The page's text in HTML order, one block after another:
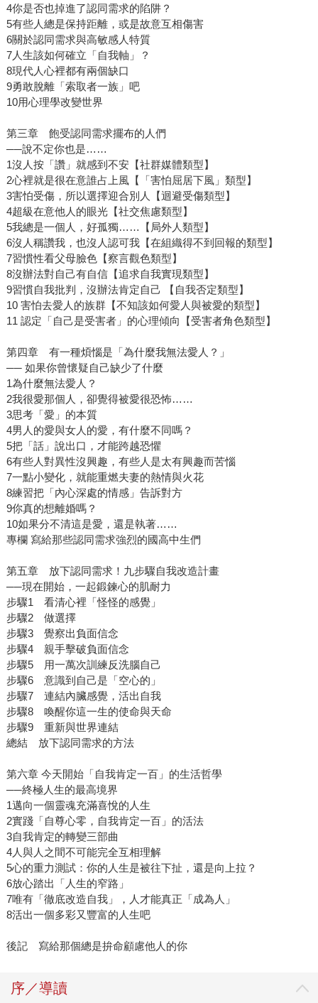
4你是否也掉進了認同需求的陷阱？
5有些人總是保持距離，或是故意互相傷害
6關於認同需求與高敏感人特質
7人生該如何確立「自我軸」？
8現代人心裡都有兩個缺口
9勇敢脫離「索取者一族」吧
10用心理學改變世界
第三章 飽受認同需求擺布的人們
──說不定你也是……
1沒人按「讚」就感到不安【社群媒體類型】
2心裡就是很在意誰占上風【「害怕屈居下風」類型】
3害怕受傷，所以選擇迎合別人【迴避受傷類型】
4超級在意他人的眼光【社交焦慮類型】
5我總是一個人，好孤獨……【局外人類型】
6沒人稱讚我，也沒人認可我【在組織得不到回報的類型】
7習慣性看父母臉色【察言觀色類型】
8沒辦法對自己有自信【追求自我實現類型】
9習慣自我批判，沒辦法肯定自己 【自我否定類型】
10 害怕去愛人的族群【不知該如何愛人與被愛的類型】
11 認定「自己是受害者」的心理傾向【受害者角色類型】
第四章 有一種煩惱是「為什麼我無法愛人？」
── 如果你曾懷疑自己缺少了什麼
1為什麼無法愛人？
2我很愛那個人，卻覺得被愛很恐怖……
3思考「愛」的本質
4男人的愛與女人的愛，有什麼不同嗎？
5把「話」說出口，才能跨越恐懼
6有些人對異性沒興趣，有些人是太有興趣而苦惱
7一點小變化，就能重燃夫妻的熱情與火花
8練習把「內心深處的情感」告訴對方
9你真的想離婚嗎？
10如果分不清這是愛，還是執著……
專欄 寫給那些認同需求強烈的國高中生們
第五章 放下認同需求！九步驟自我改造計畫
──現在開始，一起鍛鍊心的肌耐力
步驟1 看清心裡「怪怪的感覺」
步驟2 做選擇
步驟3 覺察出負面信念
步驟4 親手擊破負面信念
步驟5 用一萬次訓練反洗腦自己
步驟6 意識到自己是「空心的」
步驟7 連結內臟感覺，活出自我
步驟8 喚醒你這一生的使命與天命
步驟9 重新與世界連結
總結 放下認同需求的方法
第六章 今天開始「自我肯定一百」的生活哲學
──終極人生的最高境界
1邁向一個靈魂充滿喜悅的人生
2實踐「自尊心零，自我肯定一百」的活法
3自我肯定的轉變三部曲
4人與人之間不可能完全互相理解
5心的重力測試：你的人生是被往下扯，還是向上拉？
6放心踏出「人生的窄路」
7唯有「徹底改造自我」，人才能真正「成為人」
8活出一個多彩又豐富的人生吧
後記 寫給那個總是拚命顧慮他人的你
序／導讀